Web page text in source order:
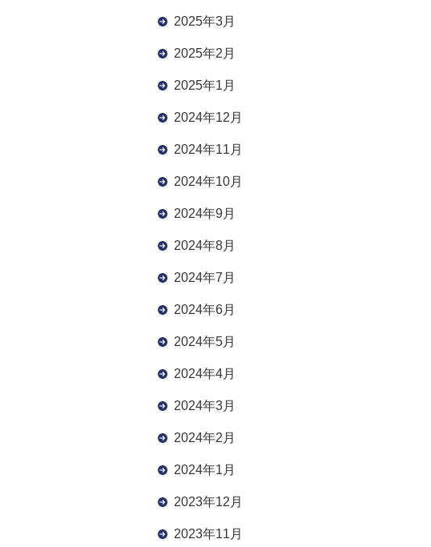
2025年3月
2025年2月
2025年1月
2024年12月
2024年11月
2024年10月
2024年9月
2024年8月
2024年7月
2024年6月
2024年5月
2024年4月
2024年3月
2024年2月
2024年1月
2023年12月
2023年11月